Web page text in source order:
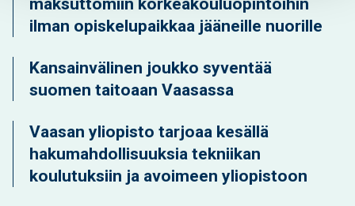
maksuttomiin korkeakouluopintoihin
ilman opiskelupaikkaa jääneille nuorille
Kansainvälinen joukko syventää
suomen taitoaan Vaasassa
Vaasan yliopisto tarjoaa kesällä
hakumahdollisuuksia tekniikan
koulutuksiin ja avoimeen yliopistoon